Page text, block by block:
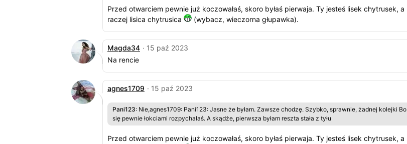
Przed otwarciem pewnie już koczowałaś, skoro byłaś pierwaja. Ty jesteś lisek chytrusek, a
raczej lisica chytrusica
(wybacz, wieczorna głupawka).
Magda34 · 15 paź 2023
Na rencie
agnes1709 · 15 paź 2023
Pani123: Nie,agnes1709: Pani123: Jasne że byłam. Zawsze chodzę. Szybko, sprawnie, żadnej kolejki Bo
się pewnie łokciami rozpychałaś. A skądże, pierwsza byłam reszta stała z tyłu
Przed otwarciem pewnie już koczowałaś, skoro byłaś pierwaja. Ty jesteś lisek chytrusek, a